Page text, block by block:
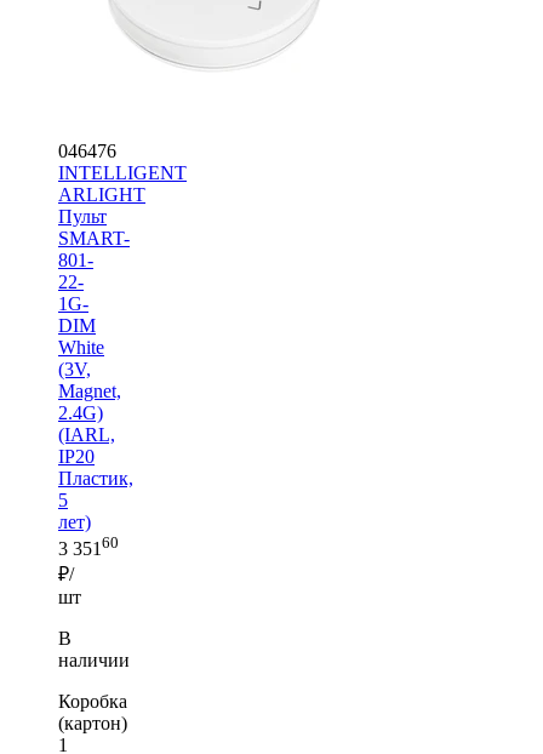
046476
INTELLIGENT
ARLIGHT
Пульт
SMART-
801-
22-
1G-
DIM
White
(3V,
Magnet,
2.4G)
(IARL,
IP20
Пластик,
5
лет)
3 351 60
₽/
шт
В
наличии
Коробка
(картон)
1